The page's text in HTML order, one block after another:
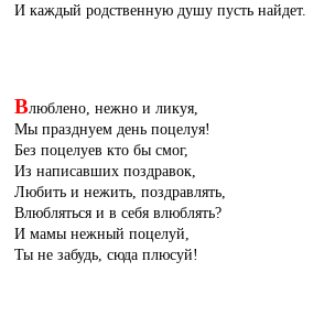
И каждый родственную душу пусть найдет.
Влюблено, нежно и ликуя,
Мы празднуем день поцелуя!
Без поцелуев кто бы смог,
Из написавших поздравок,
Любить и нежить, поздравлять,
Влюбляться и в себя влюблять?
И мамы нежный поцелуй,
Ты не забудь, сюда плюсуй!